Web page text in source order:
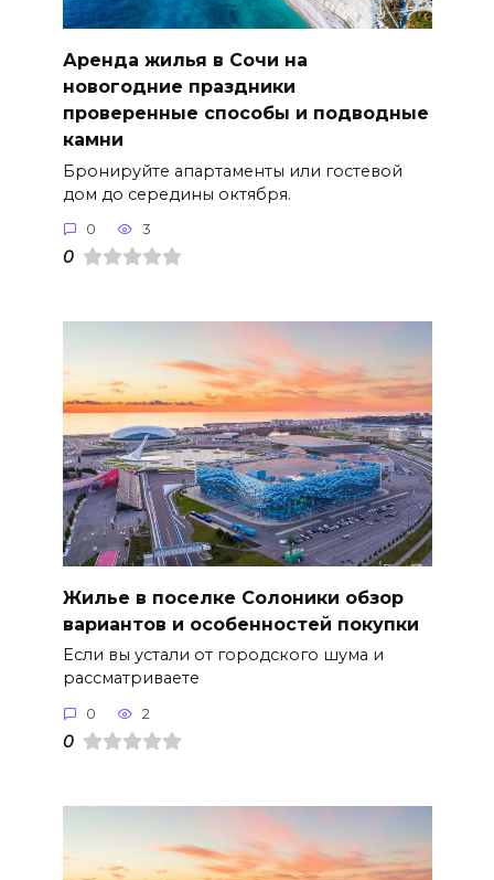
Аренда жилья в Сочи на
новогодние праздники
проверенные способы и подводные
камни
Бронируйте апартаменты или гостевой
дом до середины октября.
0 3
0
Жилье в поселке Солоники обзор
вариантов и особенностей покупки
Если вы устали от городского шума и
рассматриваете
0 2
0